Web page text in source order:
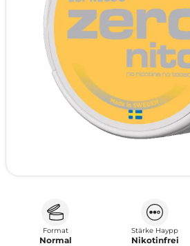
Format
Normal
Stärke Haypp
Nikotinfrei